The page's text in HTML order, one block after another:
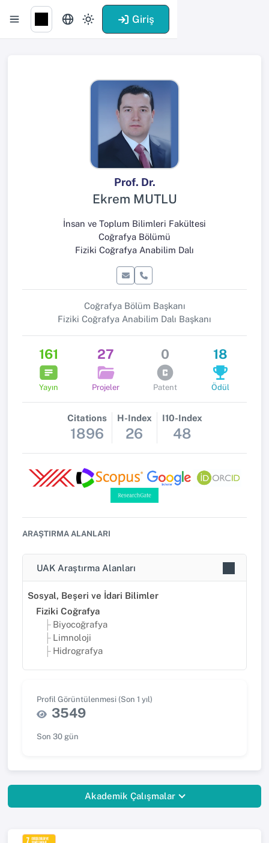
Giriş
Prof. Dr.
Ekrem MUTLU
İnsan ve Toplum Bilimleri Fakültesi
Coğrafya Bölümü
Fiziki Coğrafya Anabilim Dalı
Coğrafya Bölüm Başkanı
Fiziki Coğrafya Anabilim Dalı Başkanı
161
Yayın
27
Projeler
0
Patent
18
Ödül
Citations
1896
H-Index
26
I10-Index
48
ARAŞTIRMA ALANLARI
UAK Araştırma Alanları
Sosyal, Beşeri ve İdari Bilimler
Fiziki Coğrafya
Biyocoğrafya
Limnoloji
Hidrografya
Profil Görüntülenmesi (Son 1 yıl)
3549
Son 30 gün
Akademik Çalışmalar